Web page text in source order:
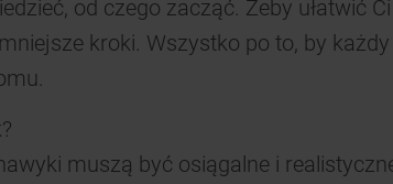
od czego zacząć. Żeby ułatwić
kroki. Wszystko po to, by
muszą być osiągalne i
Kliknięcie przycisku „TYLKO NIEZBĘDNE"
spowoduje zachowanie ustawień domyślnych,
co oznacza, że używane będą wyłącznie